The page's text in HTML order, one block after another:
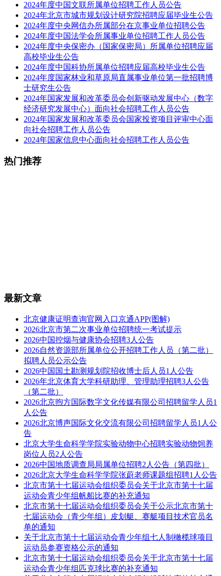
2024年度中国文联所属单位招聘工作人员公告
2024年北京市城市规划设计研究院招聘应届毕业生公告
2024年度中央网信办所属部分在京事业单位招聘公告
2024年度中国法学会所属事业单位招聘工作人员公告
2024年度中央保密办（国家保密局）所属单位招聘应届
高校毕业生公告
2024年度中国科协所属单位招聘应届高校毕业生公告
2024年度国家林业和草原局直属事业单位第一批招聘博
士研究生公告
2024年国家发展和改革委员会创新驱动发展中心（数字
经济研究发展中心）面向社会招聘工作人员公告
2024年国家发展和改革委员会国家投资项目评审中心面
向社会招聘工作人员公告
2024年国家信息中心面向社会招聘工作人员公告
热门推荐
最新文章
北京健康证明查询官网入口京通APP(图解)
2026北京市第二次事业单位招聘统一考试提示
2026中国控烟与健康协会招聘3人公告
2026自然资源部所属单位公开招聘工作人员（第二批）
拟聘人员公示公告
2026中国国土勘测规划院招收博士后人员1人公告
2026年北京体育大学科研助理、管理助理招聘3人公告
（第二批）
2026北京煦方国际数字文化传媒有限公司招聘留学人员1
人公告
2026北京博声国际文化交流有限公司招聘留学人员1人公
告
北京大学生命科学学院实验动物中心招聘实验动物饲养
岗位人员2人公告
2026中国地质调查局局属单位招聘2人公告（第四批）
2026北京大学生命科学学院张蔚老师课题组招聘1人公告
北京市第十七届运动会组织委员会关于北京市第十七届
运动会青少年组帆船比赛的补充通知
北京市第十七届运动会组织委员会关于公示北京市第十
七届运动会（青少年组）皮划艇、赛艇项目技术官员名
单的通知
关于北京市第十七届运动会青少年组七人制橄榄球项目
运动员参赛资格公示的通知
北京市第十七届运动会组织委员会关于北京市第十七届
运动会青少年组匹克球比赛的补充通知